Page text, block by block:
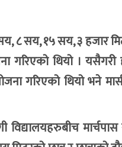
८ सय, १५ सय, ३ हजार
थियो । यसैगरी
गरिएको थियो भने